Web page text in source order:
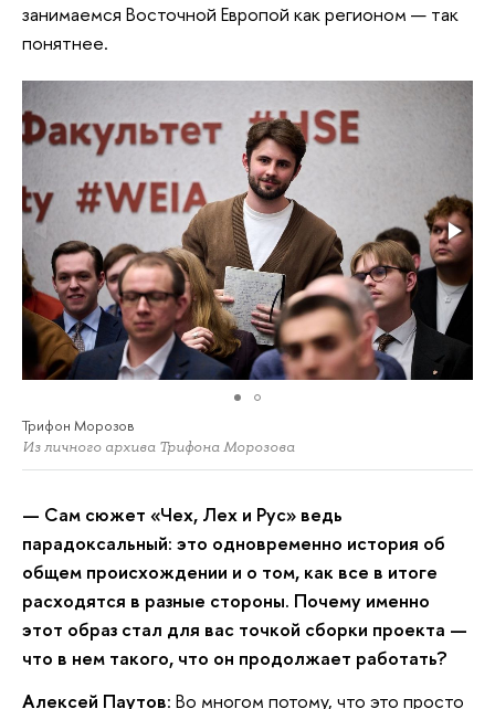
занимаемся Восточной Европой как регионом — так
понятнее.
Трифон Морозов
Из личного архива Трифона Морозова
— Сам сюжет «Чех, Лех и Рус» ведь
парадоксальный: это одновременно история об
общем происхождении и о том, как все в итоге
расходятся в разные стороны. Почему именно
этот образ стал для вас точкой сборки проекта —
что в нем такого, что он продолжает работать?
Алексей Паутов: Во многом потому, что это просто